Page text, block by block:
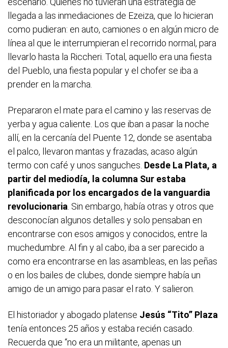
llegada a las inmediaciones de Ezeiza, que lo hicieran
como pudieran: en auto, camiones o en algún micro de
línea al que le interrumpieran el recorrido normal, para
llevarlo hasta la Riccheri. Total, aquello era una fiesta
del Pueblo, una fiesta popular y el chofer se iba a
prender en la marcha.
Prepararon el mate para el camino y las reservas de
yerba y agua caliente. Los que iban a pasar la noche
allí, en la cercanía del Puente 12, donde se asentaba
el palco, llevaron mantas y frazadas, acaso algún
termo con café y unos sanguches. Desde La Plata, a
partir del mediodía, la columna Sur estaba
planificada por los encargados de la vanguardia
revolucionaria . Sin embargo, había otras y otros que
desconocían algunos detalles y solo pensaban en
encontrarse con esos amigos y conocidos, entre la
muchedumbre. Al fin y al cabo, iba a ser parecido a
como era encontrarse en las asambleas, en las peñas
o en los bailes de clubes, donde siempre había un
amigo de un amigo para pasar el rato. Y salieron.
El historiador y abogado platense Jesús “Tito” Plaza
tenía entonces 25 años y estaba recién casado.
Recuerda que “no era un militante, apenas un